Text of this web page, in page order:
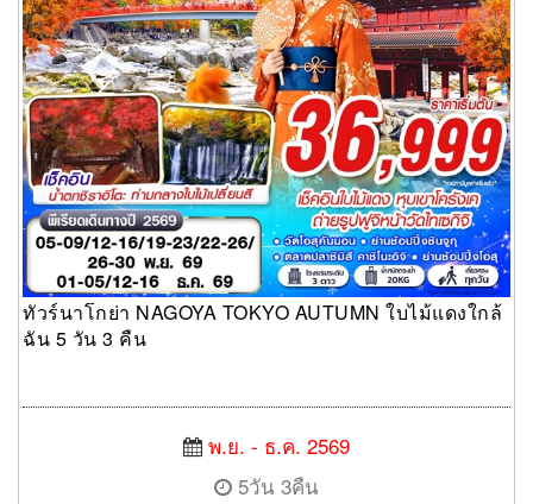
ทัวร์นาโกย่า NAGOYA TOKYO AUTUMN ใบไม้แดงใกล้
ฉัน 5 วัน 3 คืน
พ.ย. - ธ.ค. 2569
5วัน 3คืน